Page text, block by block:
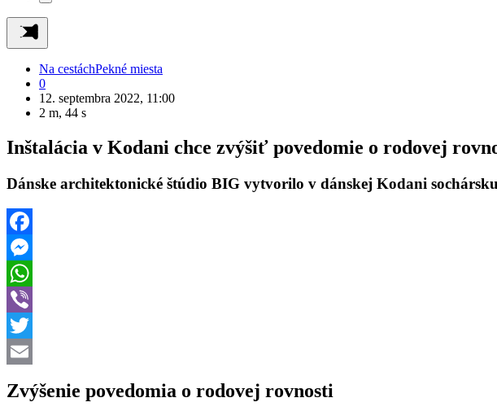
Na cestáchPekné miesta
0
12. septembra 2022, 11:00
2 m, 44 s
Inštalácia v Kodani chce zvýšiť povedomie o rodovej
Dánske architektonické štúdio BIG vytvorilo v dánskej Kodani
Facebook
Messenger
WhatsApp
Viber
Twitter
Zvýšenie povedomia o rodovej rovnosti